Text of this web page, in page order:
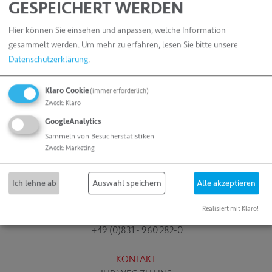
allvac Folien GmbH
allvac Folien GmbH
+49 (0)831 - 960 282-0
KONTAKT
GESPEICHERT WERDEN
Hier können Sie einsehen und anpassen, welche Information
gesammelt werden. Um mehr zu erfahren, lesen Sie bitte unsere
Datenschutzerklärung.
Klaro Cookie (immer erforderlich)
Zweck: Klaro
GoogleAnalytics
Sammeln von Besucherstatistiken
Zweck: Marketing
Ich lehne ab Auswahl speichern Alle akzeptieren
Realisiert mit Klaro!